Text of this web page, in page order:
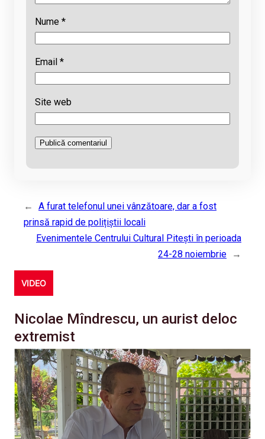
Nume *
Email *
Site web
←
A furat telefonul unei vânzătoare, dar a fost
prinsă rapid de polițiștii locali
Evenimentele Centrului Cultural Pitești în perioada
24-28 noiembrie
→
VIDEO
Nicolae Mîndrescu, un aurist deloc
extremist